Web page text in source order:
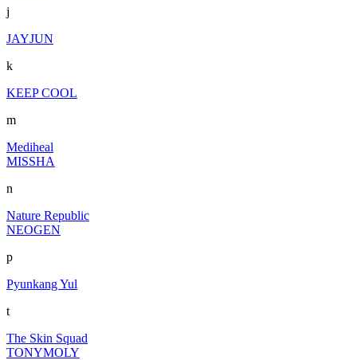
j
JAYJUN
k
KEEP COOL
m
Mediheal
MISSHA
n
Nature Republic
NEOGEN
p
Pyunkang Yul
t
The Skin Squad
TONYMOLY